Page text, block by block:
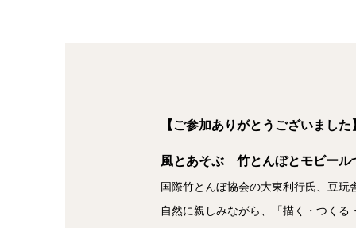
【ご参加ありがとうございました
風とあそぶ 竹とんぼとモビール
国際竹とんぼ協会の大東利行氏、豆
自然に親しみながら、「描く・つく